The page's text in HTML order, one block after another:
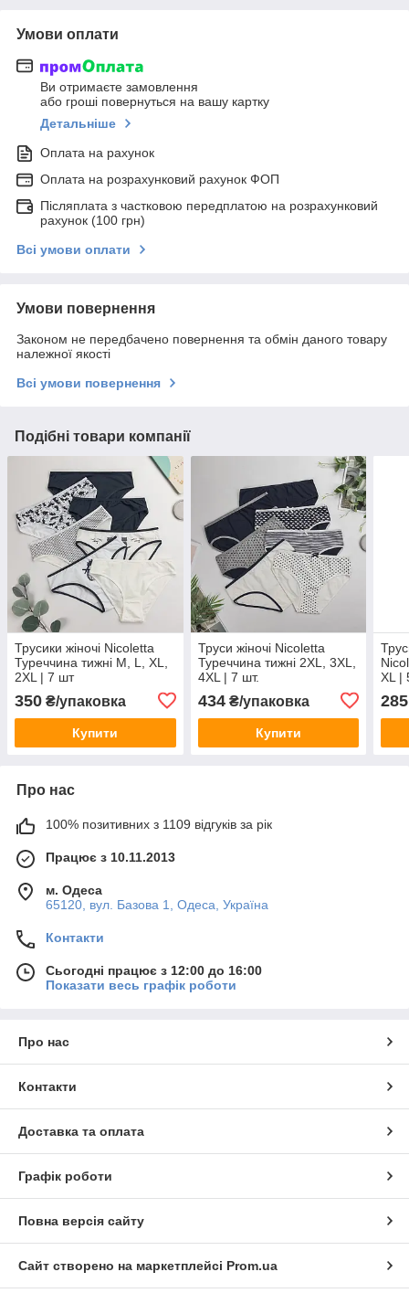
Умови оплати
Ви отримаєте замовлення
або гроші повернуться на вашу картку
Детальніше
Оплата на рахунок
Оплата на розрахунковий рахунок ФОП
Післяплата з частковою передплатою на розрахунковий
рахунок (100 грн)
Всі умови оплати
Умови повернення
Законом не передбачено повернення та обмін даного товару
належної якості
Всі умови повернення
Подібні товари компанії
Трусики жіночі Nicoletta
Туреччина тижні M, L, XL,
2XL | 7 шт
350 ₴/упаковка
Купити
Труси жіночі Nicoletta
Туреччина тижні 2XL, 3XL,
4XL | 7 шт.
434₴/упаковка
Купити
XL |
285
Про нас
100% позитивних з 1109 відгуків за рік
Працює з 10.11.2013
м. Одеса
65120, вул. Базова 1, Одеса, Україна
Контакти
Сьогодні працює з 12:00 до 16:00
Показати весь графік роботи
Про нас
Контакти
Доставка та оплата
Графік роботи
Повна версія сайту
Сайт створено на маркетплейсі Prom.ua